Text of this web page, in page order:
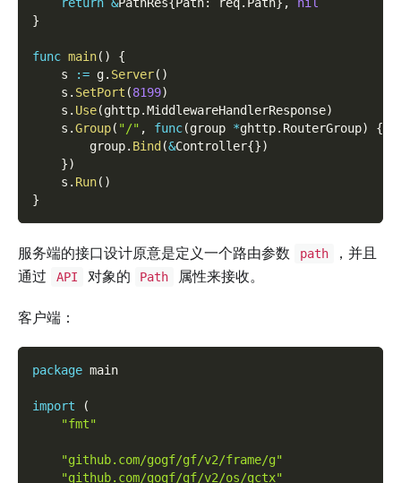
}
func main( )
{
    s
:= g. Server( )
    s
. SetPort (8199)
    s
. Use(ghttp.MiddlewareHandlerResponse)
    s
.Group( "/" , func(group *ghttp. RouterGroup)
{
        group
. Bind (&Controller{})
})
    s
. Run( )
}
服务端的接口设计原意是定义一个路由参数 path
，并且
通过
API 对象的 Path 属性来接收。
客户端：
package main
import
(
"fmt"
"github.com/gogf/gf/v2/frame/g"
"github.com/gogf/gf/v2/os/gctx"